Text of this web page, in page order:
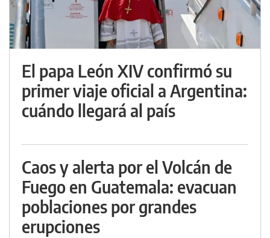
El papa León XIV confirmó su
primer viaje oficial a Argentina:
cuándo llegará al país
Caos y alerta por el Volcán de
Fuego en Guatemala: evacuan
poblaciones por grandes
erupciones